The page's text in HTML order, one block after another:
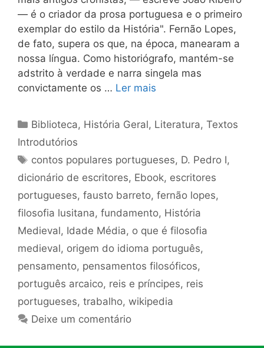
— é o criador da prosa portuguesa e o primeiro
exemplar do estilo da História". Fernão Lopes,
de fato, supera os que, na época, manearam a
nossa língua. Como historiógrafo, mantém-se
adstrito à verdade e narra singela mas
convictamente os … Ler mais
Categorias
Biblioteca, História Geral, Literatura,Textos
Introdutórios
Tags
contos populares portugueses, D. Pedro I,
dicionário de escritores, Ebook, escritores
portugueses, fausto barreto, fernão lopes,
filosofia lusitana, fundamento, História
Medieval, Idade Média, o que é filosofia
medieval, origem do idioma português,
pensamento, pensamentos filosóficos,
português arcaico, reis e príncipes, reis
portugueses, trabalho, wikipedia
Deixe um comentário